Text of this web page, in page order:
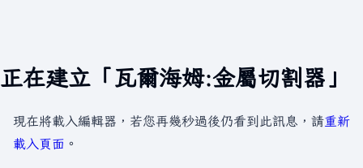
正在建立「瓦爾海姆:金屬切割器」
現在將載入編輯器，若您再幾秒過後仍看到此訊息，請重新
載入頁面 。